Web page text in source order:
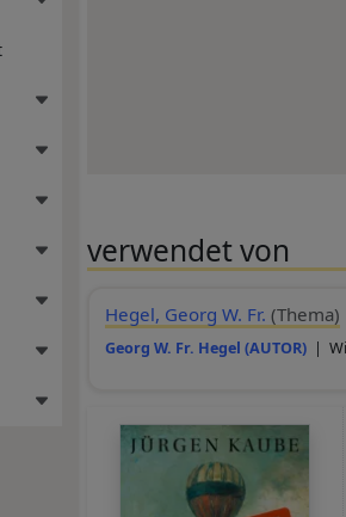
verwendet von
Hegel, Georg W. Fr. (Thema)
Georg W. Fr. Hegel (AUTOR)|